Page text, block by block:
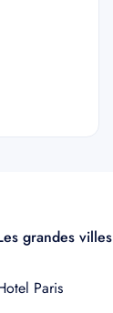
grandes villes
Paris